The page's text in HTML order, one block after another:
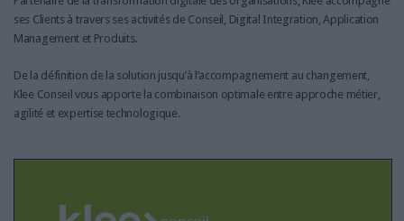
ses Clients à travers ses activités de Conseil, Digital Integration, Application
Management et Produits.
De la définition de la solution jusqu’à l’accompagnement au changement,
Klee Conseil vous apporte la combinaison optimale entre approche métier,
agilité et expertise technologique.